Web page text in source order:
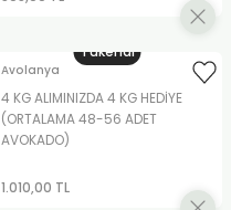
Tükendi
Avolanya
4 KG ALIMINIZDA 4 KG HEDİYE
(ORTALAMA 48-56 ADET
AVOKADO)
1.010,00 TL